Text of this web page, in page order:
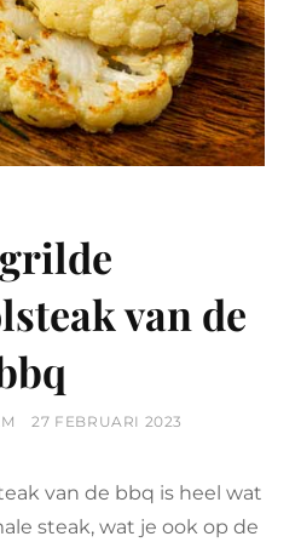
van de
POSTED
27 FEBRUARI 2023
van de bbq is heel wat
steak, wat je ook op de